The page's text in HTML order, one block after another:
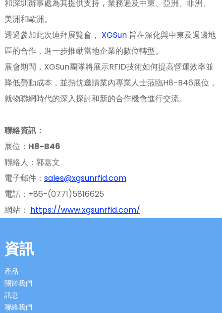
和深圳辦事處為其提供支持，業務遍及中東、亞洲、非洲、
美洲和歐洲。
透過參加此次迪拜展覽會， XGSun旨在深化與中東及週邊地
區的合作，進一步推動當地企業的數位轉型。
展會期間，XGSun團隊將展示RFID技術如何提高營運效率並
降低勞動成本，並熱忱邀請業內專業人士蒞臨H8-B46展位，
就物聯網時代的深入探討和新的合作機會進行交流。
聯絡資訊：
展位： H8-B46
聯絡人：郭嘉文
電子郵件： sales@xgsunrfid.com
電話：+86-(0771)5816625
網站： https://www.xgsunrfid.com/
資訊
產品
關於我們
訊息
聯絡我們